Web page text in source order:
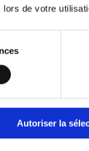
de votre
Autoriser la
travail/aides-
dans notre